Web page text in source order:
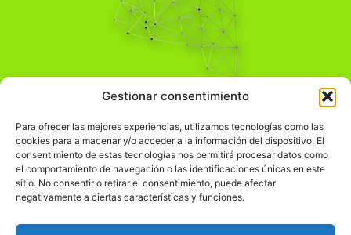
Gestionar consentimiento
Para ofrecer las mejores experiencias, utilizamos tecnologías como las
cookies para almacenar y/o acceder a la información del dispositivo. El
consentimiento de estas tecnologías nos permitirá procesar datos como
el comportamiento de navegación o las identificaciones únicas en este
sitio. No consentir o retirar el consentimiento, puede afectar
negativamente a ciertas características y funciones.
Pensamiento Crítico
Comprender el mundo para transformarlo.
Información Legal
჻Política de privacidad